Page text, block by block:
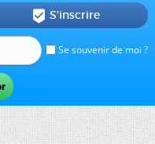
Se souvenir de moi ?
 S'inscrire